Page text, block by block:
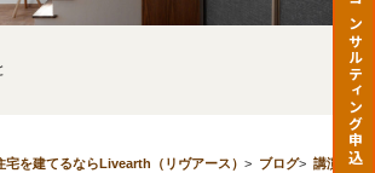
無料個別コンサルティング申込
宅を建てるならLivearth（リヴアース）> ブログ> 講演